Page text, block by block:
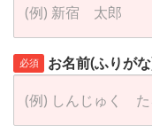
必須 お名前(ふりが